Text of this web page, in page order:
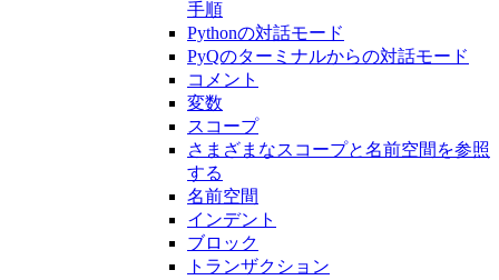
手順
Pythonの対話モード
PyQのターミナルからの対話モード
コメント
変数
スコープ
さまざまなスコープと名前空間を参照
する
名前空間
インデント
ブロック
トランザクション